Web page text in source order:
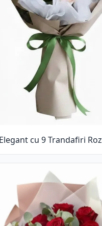
cu 9 Trandafiri Roz